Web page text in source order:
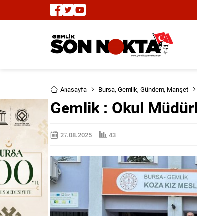
Anasayfa Bursa, Gemlik, Gündem, Manşet
Gemlik : Okul
27.08.2025 43